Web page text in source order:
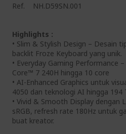
Ref. NH.D59SN.001
Highlights :
• Slim & Stylish Design – Desain
backlit Froze Keyboard yang unik.
• Everyday Gaming Performance
Core™ 7 240H hingga 10 core
• AI-Enhanced Graphics untuk
4050 dan teknologi AI hingga 194
• Vivid & Smooth Display dengan
sRGB, refresh rate 180Hz untuk
buat kreator.